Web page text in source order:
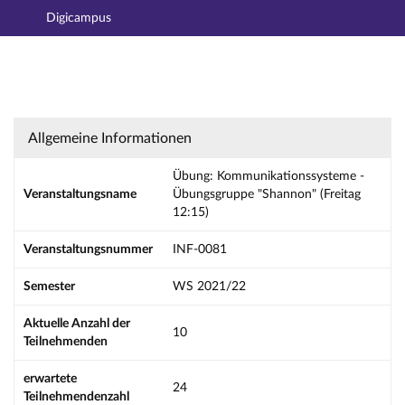
Hauptnavigation
Digicampus
Übung: Kommunikationssysteme -
Allgemeine Informationen
Veranstaltungsname
Übung: Kommunikationssysteme -
Übungsgruppe "Shannon" (Freitag
12:15)
Veranstaltungsnummer INF-0081
Semester WS 2021/22
Aktuelle Anzahl der
Teilnehmenden
10
erwartete
Teilnehmendenzahl
24